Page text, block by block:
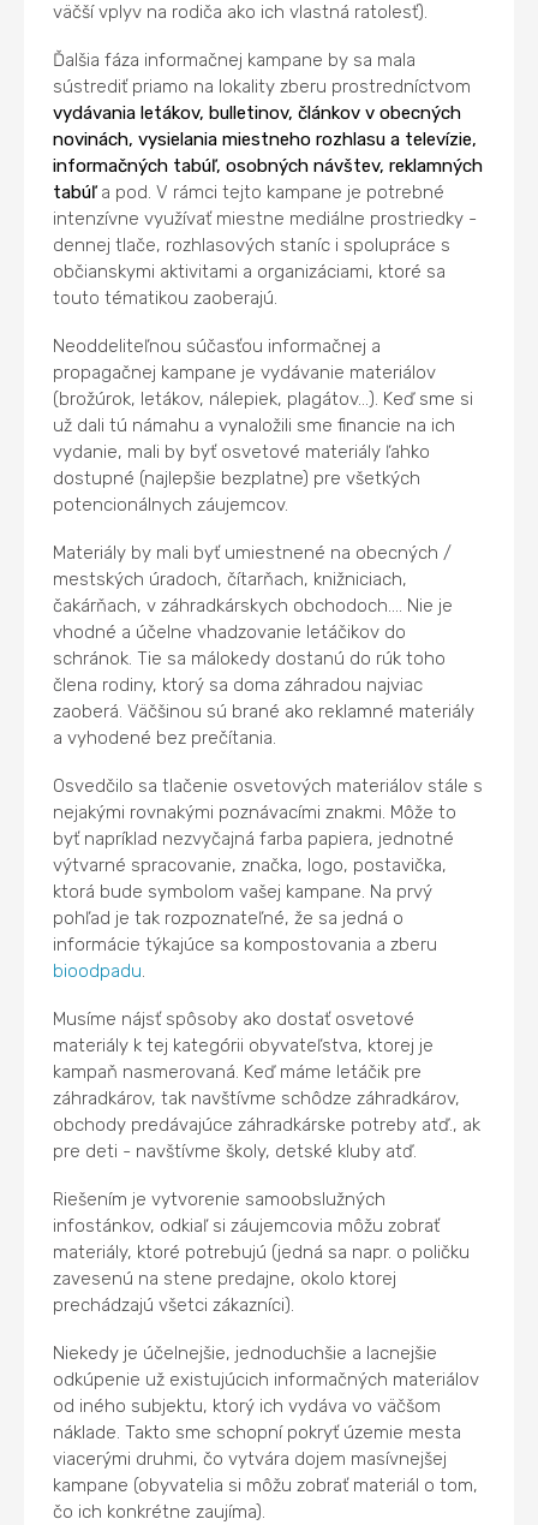
väčší vplyv na rodiča ako ich vlastná ratolesť).
Ďalšia fáza informačnej kampane by sa mala
sústrediť priamo na lokality zberu prostredníctvom
vydávania letákov, bulletinov, článkov v obecných
novinách, vysielania miestneho rozhlasu a televízie,
informačných tabúľ, osobných návštev, reklamných
tabúľa pod. V rámci tejto kampane je potrebné
intenzívne využívať miestne mediálne prostriedky -
dennej tlače, rozhlasových staníc i spolupráce s
občianskymi aktivitami a organizáciami, ktoré sa
touto tématikou zaoberajú.
Neoddeliteľnou súčasťou informačnej a
propagačnej kampane je vydávanie materiálov
(brožúrok, letákov, nálepiek, plagátov...). Keď sme si
už dali tú námahu a vynaložili sme financie na ich
vydanie, mali by byť osvetové materiály ľahko
dostupné (najlepšie bezplatne) pre všetkých
potencionálnych záujemcov.
Materiály by mali byť umiestnené na obecných /
mestských úradoch, čítarňach, knižniciach,
čakárňach, v záhradkárskych obchodoch.... Nie je
vhodné a účelne vhadzovanie letáčikov do
schránok. Tie sa málokedy dostanú do rúk toho
člena rodiny, ktorý sa doma záhradou najviac
zaoberá. Väčšinou sú brané ako reklamné materiály
a vyhodené bez prečítania.
Osvedčilo sa tlačenie osvetových materiálov stále s
nejakými rovnakými poznávacími znakmi. Môže to
byť napríklad nezvyčajná farba papiera, jednotné
výtvarné spracovanie, značka, logo, postavička,
ktorá bude symbolom vašej kampane. Na prvý
pohľad je tak rozpoznateľné, že sa jedná o
informácie týkajúce sa kompostovania a zberu
bioodpadu.
Musíme nájsť spôsoby ako dostať osvetové
materiály k tej kategórii obyvateľstva, ktorej je
kampaň nasmerovaná. Keď máme letáčik pre
záhradkárov, tak navštívme schôdze záhradkárov,
obchody predávajúce záhradkárske potreby atď., ak
pre deti - navštívme školy, detské kluby atď.
Riešením je vytvorenie samoobslužných
infostánkov, odkiaľ si záujemcovia môžu zobrať
materiály, ktoré potrebujú (jedná sa napr. o poličku
zavesenú na stene predajne, okolo ktorej
prechádzajú všetci zákazníci).
Niekedy je účelnejšie, jednoduchšie a lacnejšie
odkúpenie už existujúcich informačných materiálov
od iného subjektu, ktorý ich vydáva vo väčšom
náklade. Takto sme schopní pokryť územie mesta
viacerými druhmi, čo vytvára dojem masívnejšej
kampane (obyvatelia si môžu zobrať materiál o tom,
čo ich konkrétne zaujíma).